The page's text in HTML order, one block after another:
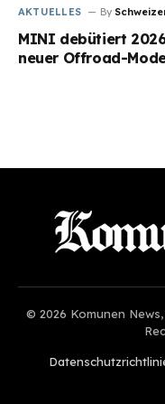
AKTUELLES By
MINI debütiert
neuer Offroad-
© 2026 Komunen